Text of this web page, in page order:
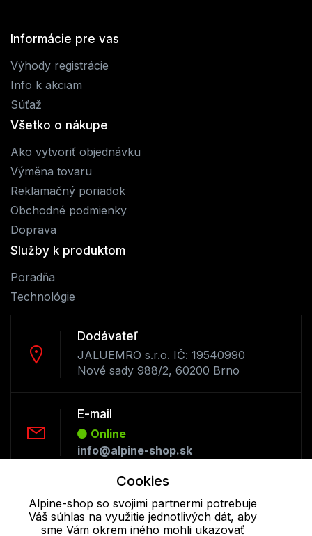
Informácie pre vas
Výhody registrácie
Info k akciam
Súťaž
Všetko o nákupe
Ako vytvoriť objednávku
Výměna tovaru
Reklamačný poriadok
Obchodné podmienky
Doprava
Služby k produktom
Poradňa
Technológie
Dodávateľ
JALUEMRO s.r.o. IČ: 19540990
Nové sady 988/2, 60200 Brno
E-mail
Online
info@alpine-shop.sk
Offline
+421 277 270 053
Cookies
Alpine-shop so svojimi partnermi potrebuje
Váš súhlas na využitie jednotlivých dát, aby
sme Vám okrem iného mohli ukazovať